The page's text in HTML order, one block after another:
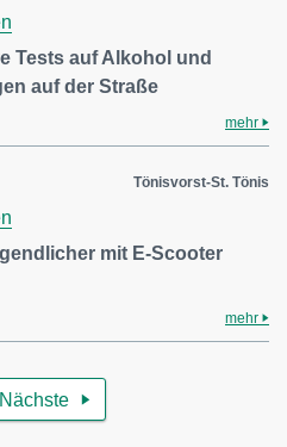
Tests auf Alkohol und
auf der Straße
mehr
Tönisvorst-St. Tönis
mit E-Scooter
mehr
Nächste 